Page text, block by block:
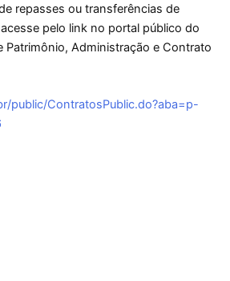
repasses ou transferências de
pelo link no portal público do
Patrimônio, Administração e Contrato
public/ContratosPublic.do?aba=p-